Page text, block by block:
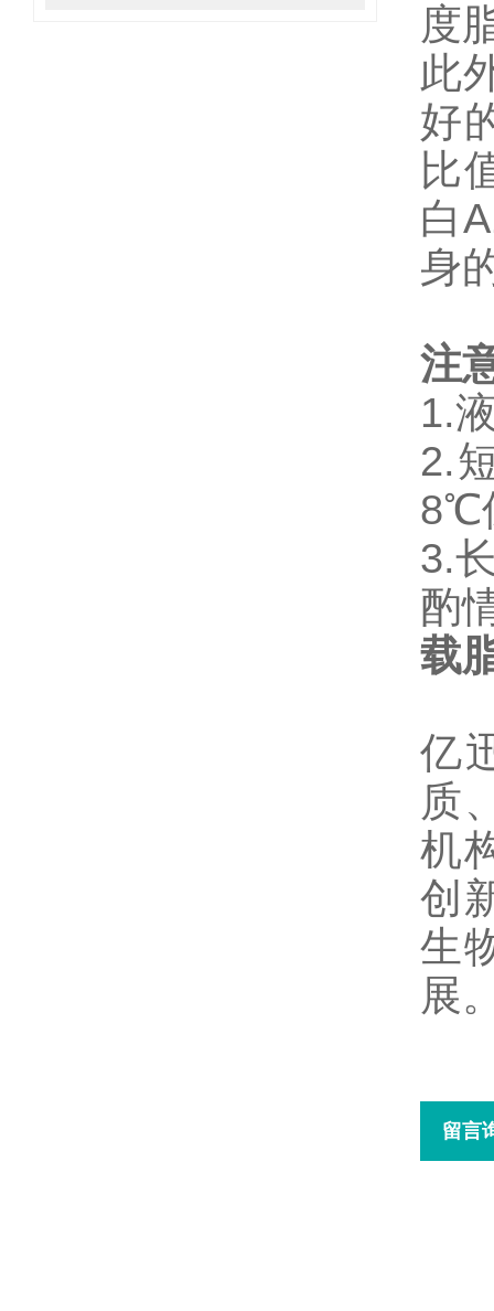
度
此
好
比
白
身
注
1.
2.
8℃
3.
酌
载
亿
质
机
创
生
展
留言